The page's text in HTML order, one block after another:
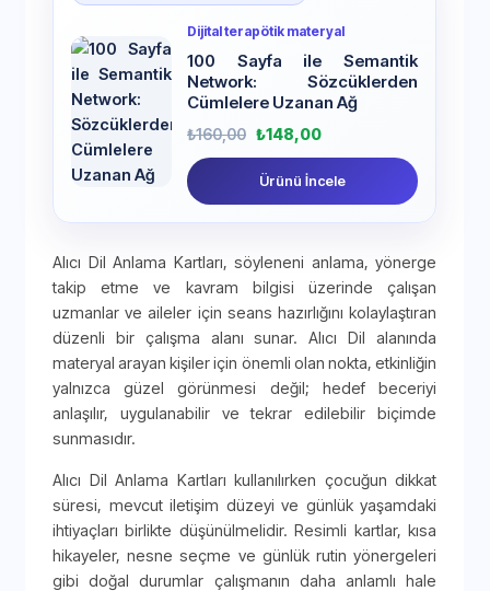
Dijital terapötik materyal
100 Sayfa ile Semantik
Network: Sözcüklerden
Cümlelere Uzanan Ağ
₺160,00 ₺148,00
Ürünü İncele
Alıcı Dil Anlama Kartları, söyleneni anlama, yönerge
takip etme ve kavram bilgisi üzerinde çalışan
uzmanlar ve aileler için seans hazırlığını kolaylaştıran
düzenli bir çalışma alanı sunar. Alıcı Dil alanında
materyal arayan kişiler için önemli olan nokta, etkinliğin
yalnızca güzel görünmesi değil; hedef beceriyi
anlaşılır, uygulanabilir ve tekrar edilebilir biçimde
sunmasıdır.
Alıcı Dil Anlama Kartları kullanılırken çocuğun dikkat
süresi, mevcut iletişim düzeyi ve günlük yaşamdaki
ihtiyaçları birlikte düşünülmelidir. Resimli kartlar, kısa
hikayeler, nesne seçme ve günlük rutin yönergeleri
gibi doğal durumlar çalışmanın daha anlamlı hale